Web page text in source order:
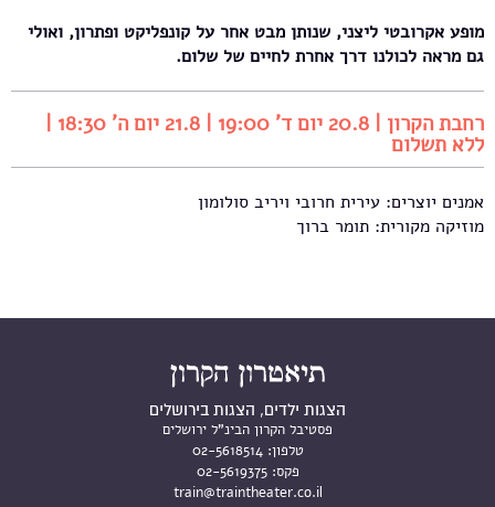
מופע אקרובטי ליצני, שנותן מבט אחר על קונפליקט ופתרון, ואולי
גם מראה לכולנו דרך אחרת לחיים של שלום.
רחבת הקרון | 20.8 יום ד' 19:00 | 21.8 יום ה' 18:30 |
ללא תשלום
אמנים יוצרים: עירית חרובי ויריב סולומון
מוזיקה מקורית: תומר ברוך
הצגות ילדים, הצגות בירושלים
פסטיבל הקרון הבינ"ל ירושלים
טלפון: 02-5618514
פקס: 02-5619375
train@traintheater.co.il